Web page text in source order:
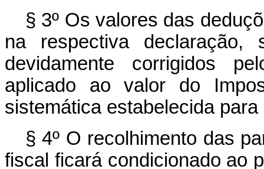
§ 3º Os valores das
na respectiva declaração,
devidamente corrigidos
aplicado ao valor do
sistemática estabelecida
§ 4º O recolhimento das
fiscal ficará condicionado ao